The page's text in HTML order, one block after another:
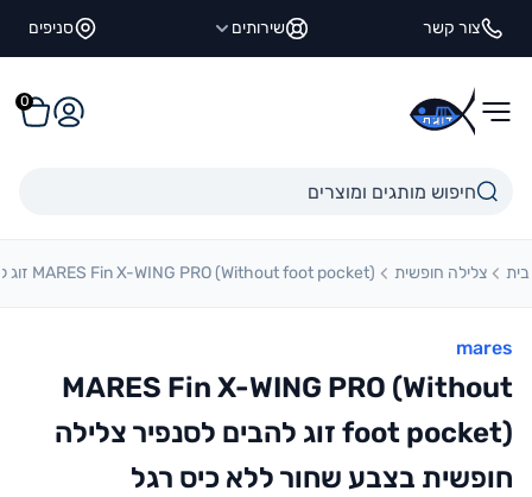
צור קשר שירותים סניפים
חיפוש
דוגית התחברו
0
בית צלילה חופשית MARES Fin X-WING PRO (Without foot pocket) זוג להבים לסנפיר צלילה חופשית בצבע שחור ללא כיס רגל
mares
MARES Fin X-WING PRO (Without
foot pocket) זוג להבים לסנפיר צלילה
חופשית בצבע שחור ללא כיס רגל